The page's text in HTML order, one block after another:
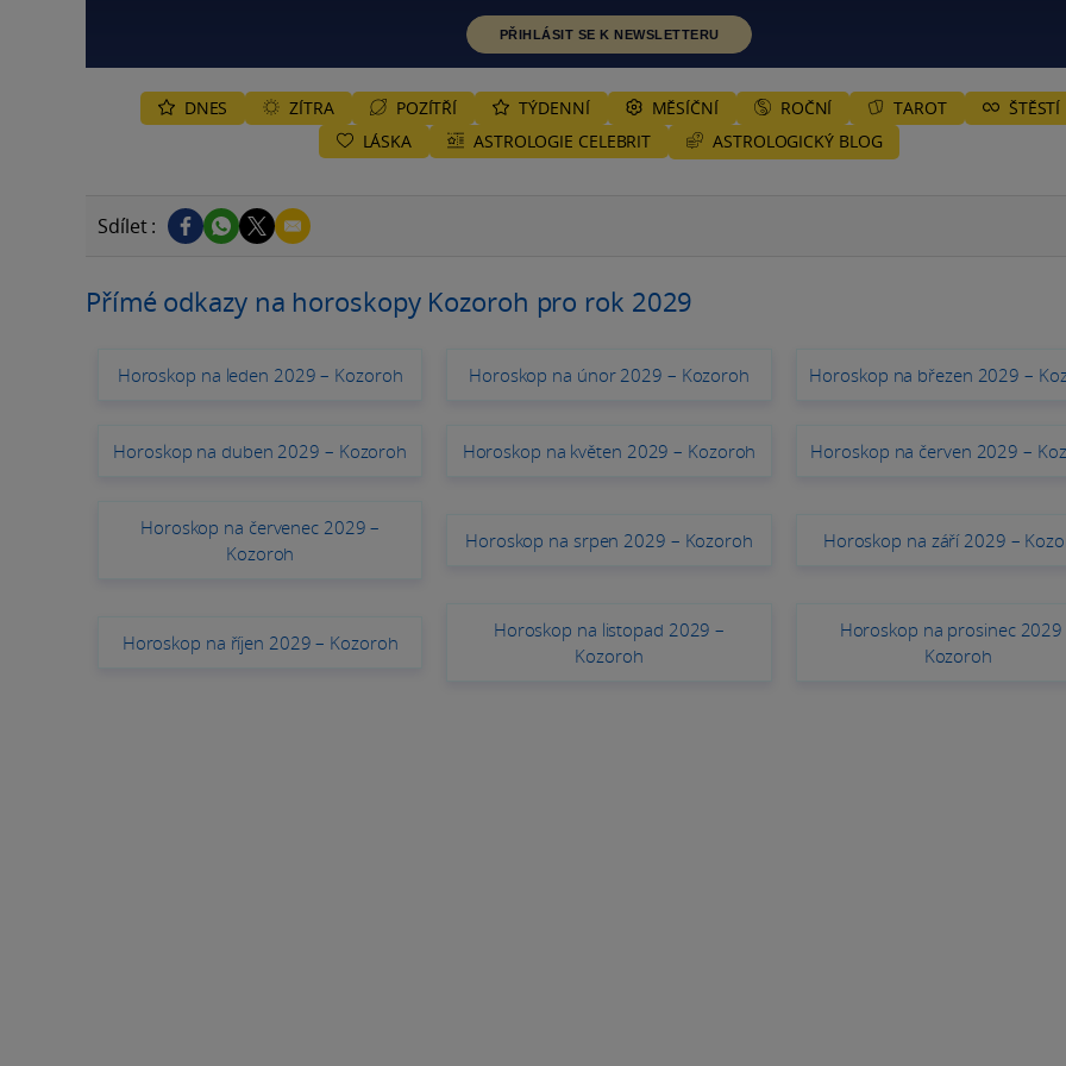
PŘIHLÁSIT SE K NEWSLETTERU
DNES ZÍTRA POZÍTŘÍ TÝDENNÍ MĚSÍČNÍ ROČNÍ TAROT
ŠTĚSTÍ
LÁSKA
ASTROLOGIE CELEBRIT ASTROLOGICKÝ BLOG
Sdílet :
Přímé odkazy na horoskopy Kozoroh pro rok 2029
Horoskop na leden 2029 – Kozoroh Horoskop na únor 2029 – Kozoroh Horoskop na březen 2029 –
Horoskop na duben 2029 – Kozoroh Horoskop na květen 2029 – Kozoroh Horoskop na červen 2029 –
Horoskop na červenec 2029 –
Kozoroh
Horoskop na srpen 2029 – Kozoroh Horoskop na září 2029 –
Horoskop na říjen 2029 – Kozoroh
Horoskop na listopad 2029 –
Kozoroh
Horoskop na prosinec 2029
Kozoroh